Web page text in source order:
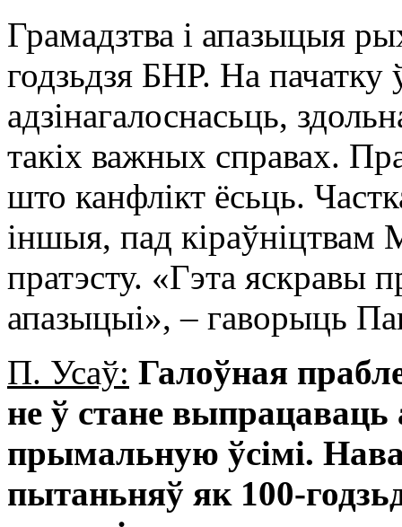
Грамадзтва і апазыцыя
годзьдзя БНР. На пачатку
адзінагалоснасьць,
такіх важных справах.
што канфлікт ёсьць.
іншыя, пад кіраўніцтвам
пратэсту. «Гэта яскравы
апазыцыі», – гаворыць
П. Усаў: Галоўная
не ў стане выпрацаваць
прымальную ўсімі.
пытаньняў як 100-